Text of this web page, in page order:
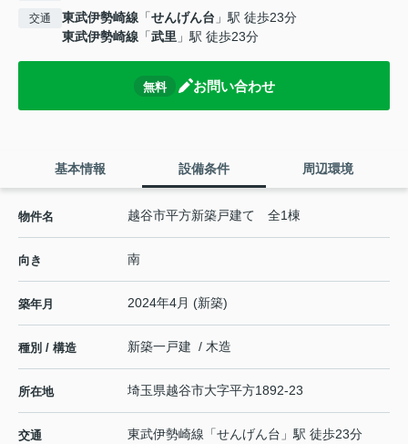
交通 東武伊勢崎線 「せんげん台 」駅 徒歩23分
東武伊勢崎線 「武里 」駅 徒歩23分
無料 お問い合わせ
基本情報 設備条件 周辺環境
物件名 越谷市平方新築戸建て 全1棟
向き 南
築年月 2024年4月 (新築)
種別 / 構造 新築一戸建 / 木造
所在地 埼玉県越谷市大字平方1892-23
交通 東武伊勢崎線 「せんげん台 」駅 徒歩23分